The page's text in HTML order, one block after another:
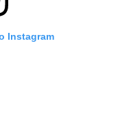
Instagram